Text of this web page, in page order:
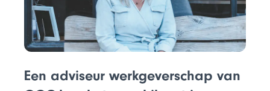
Een adviseur werkgeverschap van